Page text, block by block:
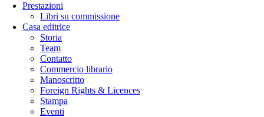
Prestazioni
Libri su commissione
Casa editrice
Storia
Team
Contatto
Commercio librario
Manoscritto
Foreign Rights & Licences
Stampa
Eventi